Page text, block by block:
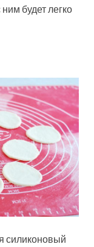
будет легко
силиконовый